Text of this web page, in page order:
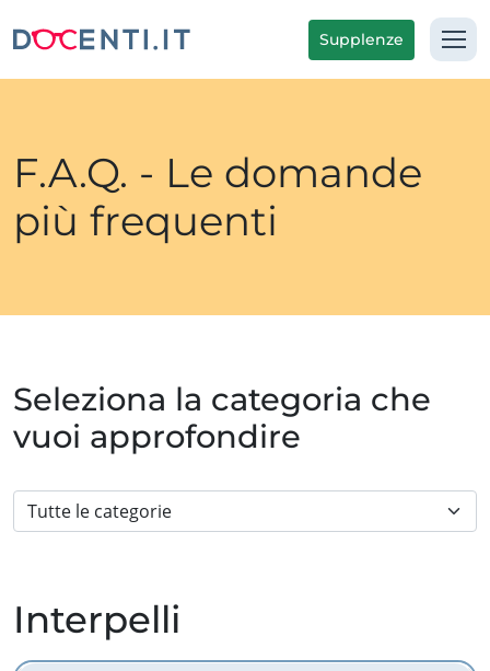
Supplenze
F.A.Q. - Le domande
più frequenti
Seleziona la categoria che
vuoi approfondire
Interpelli